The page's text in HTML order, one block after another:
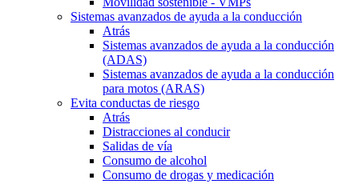
Sistemas avanzados de ayuda a la conducción
Atrás
Sistemas avanzados de ayuda a la conducción
(ADAS)
Sistemas avanzados de ayuda a la conducción
para motos (ARAS)
Evita conductas de riesgo
Atrás
Distracciones al conducir
Salidas de vía
Consumo de alcohol
Consumo de drogas y medicación